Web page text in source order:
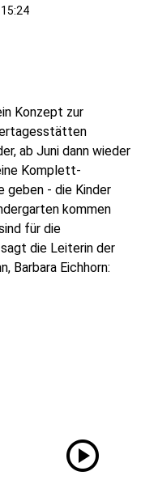
Konzept zur
ab Juni dann wieder
Komplett-
geben - die Kinder
kommen
für die
die Leiterin der
Barbara Eichhorn:
play_circle